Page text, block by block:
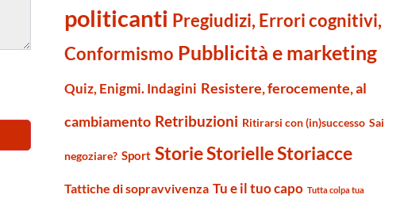
politicanti Pregiudizi, Errori cognitivi,
Conformismo Pubblicità e marketing
Quiz, Enigmi. Indagini Resistere, ferocemente, al
cambiamento Retribuzioni Ritirarsi con (in)successo Sai
negoziare? Sport Storie Storielle Storiacce
Tattiche di sopravvivenza Tu e il tuo capo Tutta colpa tua